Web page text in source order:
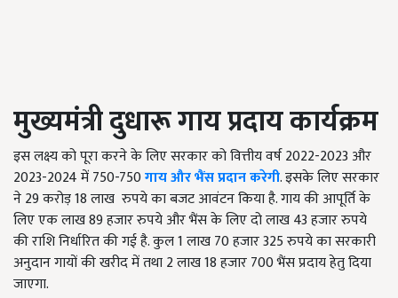
मुख्यमंत्री दुधारू गाय प्रदाय कार्यक्रम
इस लक्ष्य को पूरा करने के लिए सरकार को वित्तीय वर्ष 2022-2023 और
2023-2024 में 750-750गाय और भैंस प्रदान करेगी. इसके लिए सरकार
ने 29 करोड़ 18 लाख रुपये का बजट आवंटन किया है. गाय की आपूर्ति के
लिए एक लाख 89 हजार रुपये और भैंस के लिए दो लाख 43 हजार रुपये
की राशि निर्धारित की गई है. कुल 1 लाख 70 हजार 325 रुपये का सरकारी
अनुदान गायों की खरीद में तथा 2 लाख 18 हजार 700 भैंस प्रदाय हेतु दिया
जाएगा.